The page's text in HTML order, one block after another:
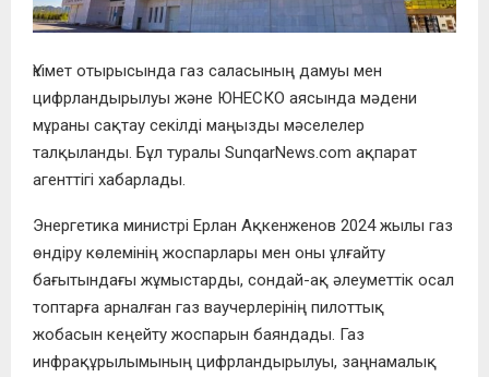
Үкімет отырысында газ саласының дамуы мен
цифрландырылуы және ЮНЕСКО аясында мәдени
мұраны сақтау секілді маңызды мәселелер
талқыланды. Бұл туралы SunqarNews.com ақпарат
агенттігі хабарлады.
Энергетика министрі Ерлан Ақкенженов 2024 жылы газ
өндіру көлемінің жоспарлары мен оны ұлғайту
бағытындағы жұмыстарды, сондай-ақ әлеуметтік осал
топтарға арналған газ ваучерлерінің пилоттық
жобасын кеңейту жоспарын баяндады. Газ
инфрақұрылымының цифрландырылуы, заңнамалық